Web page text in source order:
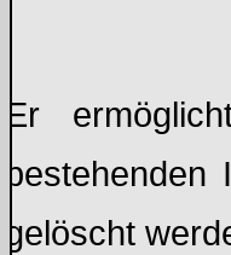
Er
gelöscht